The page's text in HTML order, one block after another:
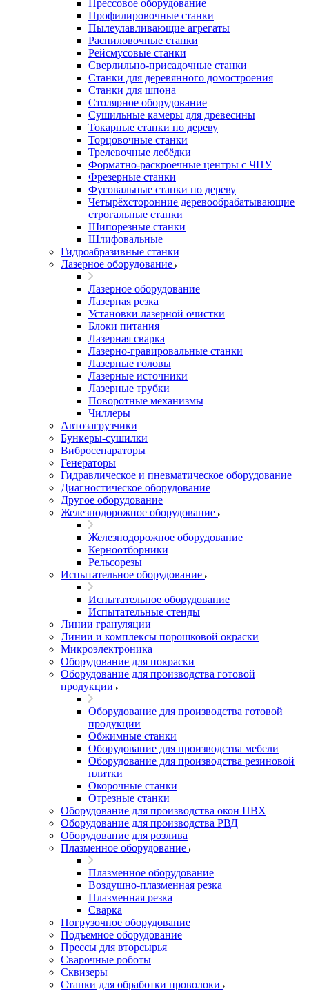
Прессовое оборудование
Профилировочные станки
Пылеулавливающие агрегаты
Распиловочные станки
Рейсмусовые станки
Сверлильно-присадочные станки
Станки для деревянного домостроения
Станки для шпона
Столярное оборудование
Сушильные камеры для древесины
Токарные станки по дереву
Торцовочные станки
Трелевочные лебёдки
Форматно-раскроечные центры с ЧПУ
Фрезерные станки
Фуговальные станки по дереву
Четырёхсторонние деревообрабатывающие
строгальные станки
Шипорезные станки
Шлифовальные
Гидроабразивные станки
Лазерное оборудование
Лазерное оборудование
Лазерная резка
Установки лазерной очистки
Блоки питания
Лазерная сварка
Лазерно-гравировальные станки
Лазерные головы
Лазерные источники
Лазерные трубки
Поворотные механизмы
Чиллеры
Автозагрузчики
Бункеры-сушилки
Вибросепараторы
Генераторы
Гидравлическое и пневматическое оборудование
Диагностическое оборудование
Другое оборудование
Железнодорожное оборудование
Железнодорожное оборудование
Керноотборники
Рельсорезы
Испытательное оборудование
Испытательное оборудование
Испытательные стенды
Линии грануляции
Линии и комплексы порошковой окраски
Микроэлектроника
Оборудование для покраски
Оборудование для производства готовой
продукции
Оборудование для производства готовой
продукции
Обжимные станки
Оборудование для производства мебели
Оборудование для производства резиновой
плитки
Окорочные станки
Отрезные станки
Оборудование для производства окон ПВХ
Оборудование для производства РВД
Оборудование для розлива
Плазменное оборудование
Плазменное оборудование
Воздушно-плазменная резка
Плазменная резка
Сварка
Погрузочное оборудование
Подъемное оборудование
Прессы для вторсырья
Сварочные роботы
Сквизеры
Станки для обработки проволоки